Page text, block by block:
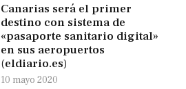
Canarias será el primer
destino con sistema de
«pasaporte sanitario digital»
en sus aeropuertos
(eldiario.es)
10 mayo 2020